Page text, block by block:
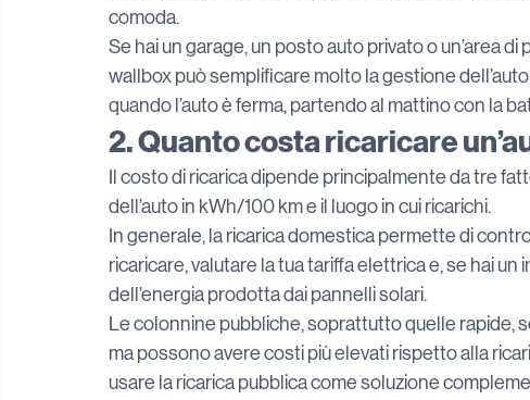
comoda.
Se hai un garage, un posto auto privato o un’area
wallbox può semplificare molto la gestione
quando l’auto è ferma, partendo al mattino con la
2. Quanto costa ricaricare
Il costo di ricarica dipende principalmente da tre
dell’auto in kWh/100 km e il luogo in cui ricarichi.
In generale, la ricarica domestica permette di
ricaricare, valutare la tua tariffa elettrica e, se hai
dell’energia prodotta dai pannelli solari.
Le colonnine pubbliche, soprattutto quelle rapide,
ma possono avere costi più elevati rispetto alla
usare la ricarica pubblica come soluzione